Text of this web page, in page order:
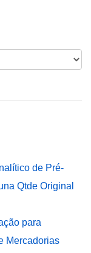
de Pré-
Qtde Original
para
Mercadorias